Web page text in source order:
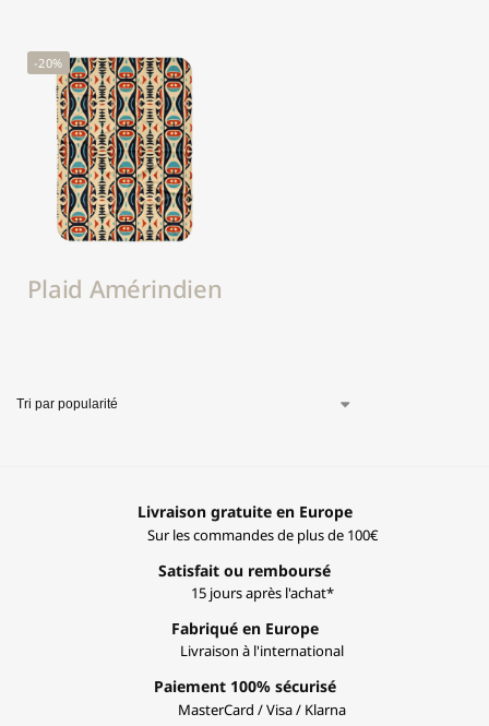
-20%
Plaid Amérindien
Livraison gratuite en Europe
Sur les commandes de plus de 100€
Satisfait ou remboursé
15 jours après l'achat*
Fabriqué en Europe
Livraison à l'international
Paiement 100% sécurisé
MasterCard / Visa / Klarna